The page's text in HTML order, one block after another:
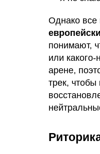
Однако все
понимают,
или
арене,
трек,